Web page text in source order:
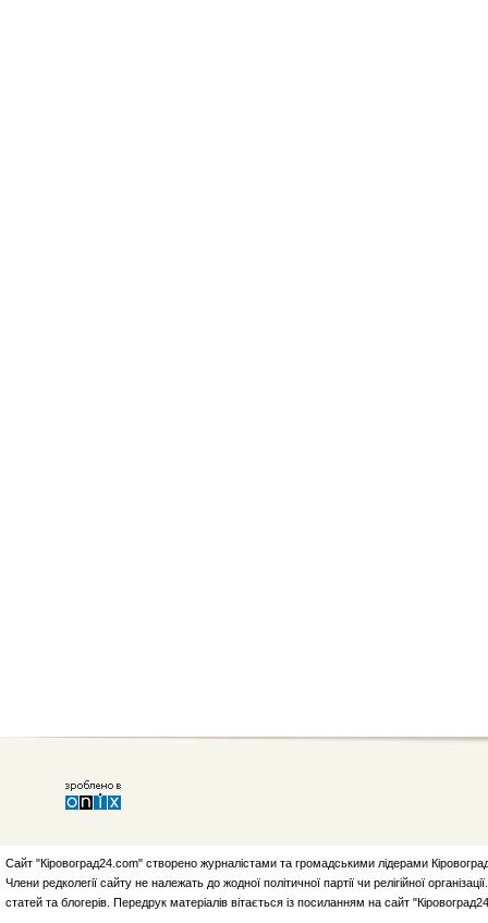
Сайт "Кіровоград24.com" створено журналістами та громадськими лідерами
Члени редколегії сайту не належать до жодної політичної партії чи релігійної
статей та блогерів. Передрук матеріалів вітається із посиланням на сайт